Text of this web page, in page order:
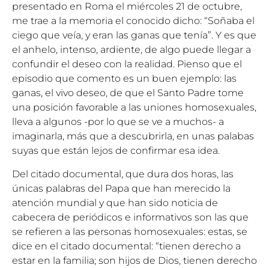
presentado en Roma el miércoles 21 de octubre,
me trae a la memoria el conocido dicho: “Soñaba el
ciego que veía, y eran las ganas que tenía”. Y es que
el anhelo, intenso, ardiente, de algo puede llegar a
confundir el deseo con la realidad. Pienso que el
episodio que comento es un buen ejemplo: las
ganas, el vivo deseo, de que el Santo Padre tome
una posición favorable a las uniones homosexuales,
lleva a algunos -por lo que se ve a muchos- a
imaginarla, más que a descubrirla, en unas palabas
suyas que están lejos de confirmar esa idea.
Del citado documental, que dura dos horas, las
únicas palabras del Papa que han merecido la
atención mundial y que han sido noticia de
cabecera de periódicos e informativos son las que
se refieren a las personas homosexuales: estas, se
dice en el citado documental: “tienen derecho a
estar en la familia; son hijos de Dios, tienen derecho